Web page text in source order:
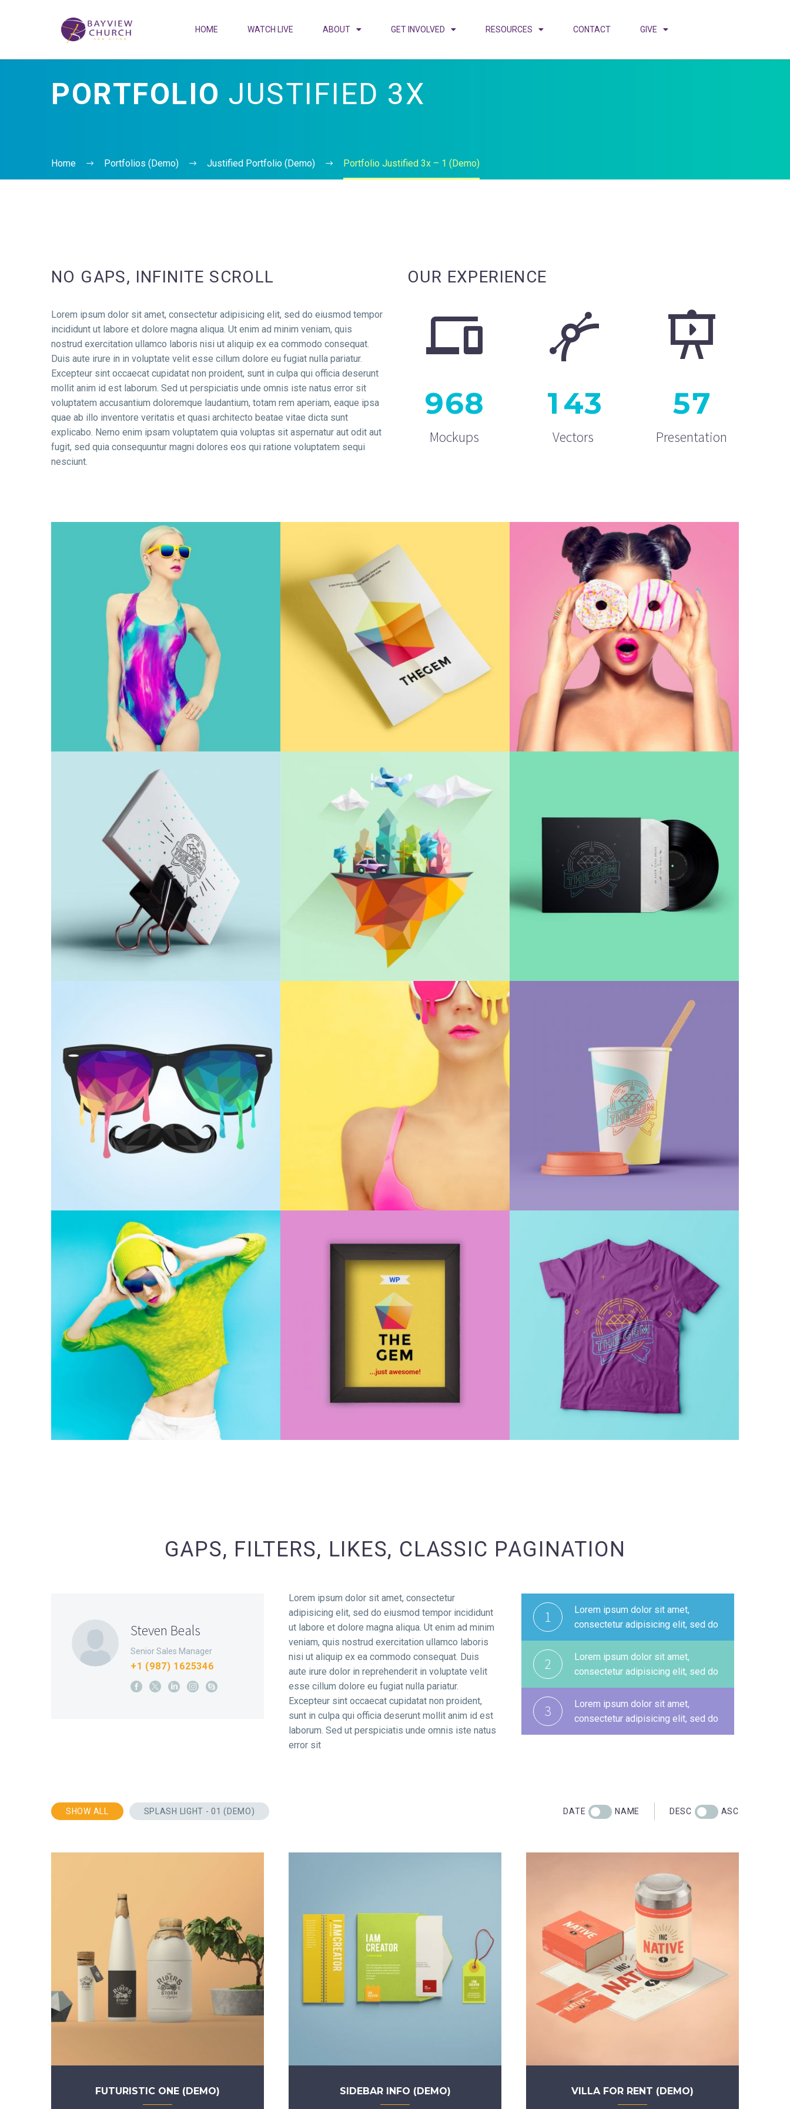
HOME WATCH LIVE ABOUT GET INVOLVED RESOURCES CONTACT GIVE
PORTFOLIO JUSTIFIED 3X
Home Portfolios (Demo) Justified Portfolio (Demo) Portfolio Justified 3x – 1 (Demo)
NO GAPS, INFINITE SCROLL
Lorem ipsum dolor sit amet, consectetur adipisicing elit, sed do eiusmod tempor
incididunt ut labore et dolore magna aliqua. Ut enim ad minim veniam, quis
nostrud exercitation ullamco laboris nisi ut aliquip ex ea commodo consequat.
Duis aute irure in in voluptate velit esse cillum dolore eu fugiat nulla pariatur.
Excepteur sint occaecat cupidatat non proident, sunt in culpa qui officia deserunt
mollit anim id est laborum. Sed ut perspiciatis unde omnis iste natus error sit
voluptatem accusantium doloremque laudantium, totam rem aperiam, eaque ipsa
quae ab illo inventore veritatis et quasi architecto beatae vitae dicta sunt
explicabo. Nemo enim ipsam voluptatem quia voluptas sit aspernatur aut odit aut
fugit, sed quia consequuntur magni dolores eos qui ratione voluptatem sequi
nesciunt.
OUR EXPERIENCE
968
Mockups
1 43
Vectors
57
Presentation
GAPS, FILTERS, LIKES, CLASSIC PAGINATION
Steven Beals
Senior Sales Manager
+1 (987) 1625346
Lorem ipsum dolor sit amet, consectetur
adipisicing elit, sed do eiusmod tempor incididunt
ut labore et dolore magna aliqua. Ut enim ad minim
veniam, quis nostrud exercitation ullamco laboris
nisi ut aliquip ex ea commodo consequat. Duis
aute irure dolor in reprehenderit in voluptate velit
esse cillum dolore eu fugiat nulla pariatur.
Excepteur sint occaecat cupidatat non proident,
sunt in culpa qui officia deserunt mollit anim id est
laborum. Sed ut perspiciatis unde omnis iste natus
error sit
1
Lorem ipsum dolor sit amet,
consectetur adipisicing elit, sed do
2
Lorem ipsum dolor sit amet,
consectetur adipisicing elit, sed do
3
Lorem ipsum dolor sit amet,
consectetur adipisicing elit, sed do
SHOW ALL SPLASH LIGHT - 01 (DEMO) DATE NAME DESC ASC
FUTURISTIC ONE (DEMO) SIDEBAR INFO (DEMO) VILLA FOR RENT (DEMO)